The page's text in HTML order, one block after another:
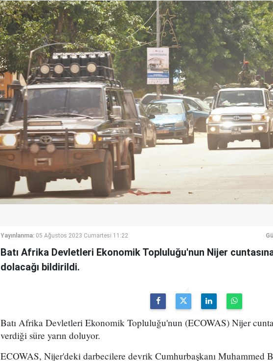
Yayınlanma: 05 Ağustos 2023 Cumartesi 11:22
Batı Afrika Devletleri Ekonomik Topluluğu'nun Nijer
dolacağı bildirildi.
Batı Afrika Devletleri Ekonomik Topluluğu'nun (ECOWAS) Nijer
verdiği süre yarın doluyor.
ECOWAS, Nijer'deki darbecilere devrik Cumhurbaşkanı Muhammed